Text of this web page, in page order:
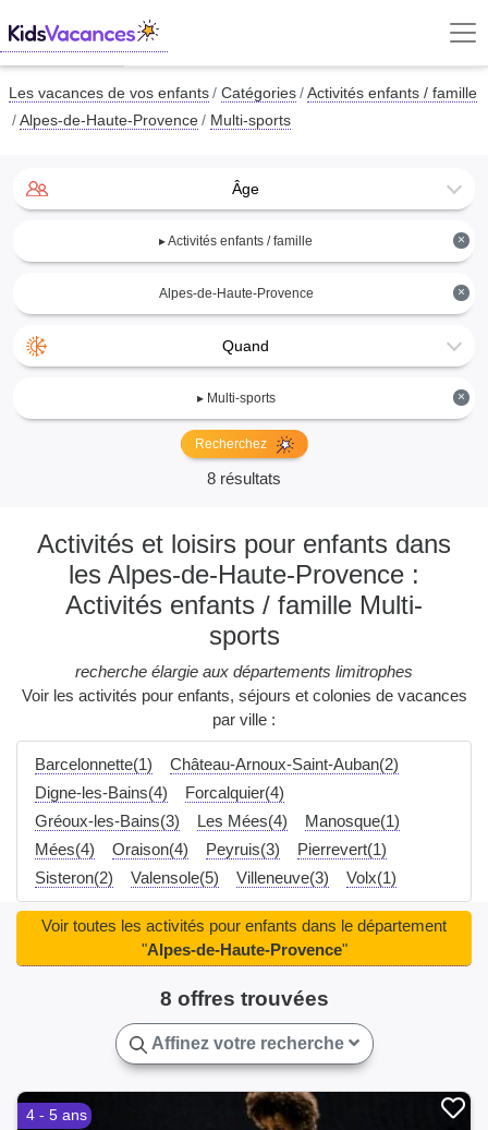
Les vacances de vos enfants Catégories
Activités enfants / famille
Alpes-de-Haute-Provence
Multi-sports
Âge
×
▸ Activités enfants / famille
×
Alpes-de-Haute-Provence
Quand
×
▸ Multi-sports
Recherchez
8 résultats
Activités et loisirs pour enfants dans
les Alpes-de-Haute-Provence :
Activités enfants / famille Multi-
sports
recherche élargie aux départements limitrophes
Voir les activités pour enfants, séjours et colonies de vacances
par ville :
Barcelonnette(1)
Château-Arnoux-Saint-Auban(2)
Digne-les-Bains(4)
Forcalquier(4)
Gréoux-les-Bains(3)
Les Mées(4)
Manosque(1)
Mées(4)
Oraison(4) Peyruis(3)
Pierrevert(1)
Sisteron(2)
Valensole(5) Villeneuve(3) Volx(1)
8 offres trouvées
Voir toutes les activités pour enfants dans le département
"Alpes-de-Haute-Provence"
Affinez votre recherche
4 - 5 ans